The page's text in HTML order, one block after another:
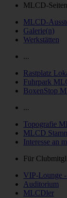
MLCD-Seiten
MLCD-
Galerie(n)
Werkstätten
...
Rastplatz
Fuhrpark
BoxenStop
...
Topografie
MLCD
Interesse an
Für
VIP-Lounge
Auditorium
MLCDler